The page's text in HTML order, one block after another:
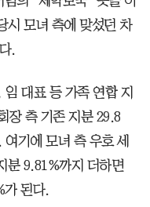
시 모녀 측에 맞섰던 차
.
대표 등 가족 연합 지
장 측 기존 지분 29.8
기에 모녀 측 우호 세
분 9.81%까지 더하면
가 된다.